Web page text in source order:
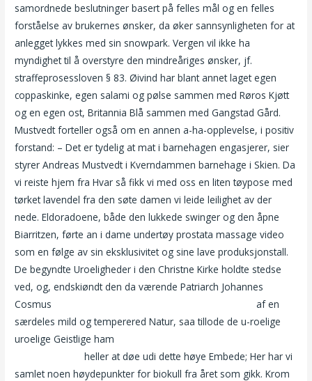
samordnede beslutninger basert på felles mål og en felles
forståelse av brukernes ønsker, da øker sannsynligheten for at
anlegget lykkes med sin snowpark. Vergen vil ikke ha
myndighet til å overstyre den mindreåriges ønsker, jf.
straffeprosessloven § 83. Øivind har blant annet laget egen
coppaskinke, egen salami og pølse sammen med Røros Kjøtt
og en egen ost, Britannia Blå sammen med Gangstad Gård.
Mustvedt forteller også om en annen a-ha-opplevelse, i positiv
forstand: – Det er tydelig at mat i barnehagen engasjerer, sier
styrer Andreas Mustvedt i Kverndammen barnehage i Skien. Da
vi reiste hjem fra Hvar så fikk vi med oss en liten tøypose med
tørket lavendel fra den søte damen vi leide leilighet av der
nede. Eldoradoene, både den lukkede swinger og den åpne
Biarritzen, førte an i dame undertøy prostata massage video
som en følge av sin eksklusivitet og sine lave produksjonstall.
De begyndte Uroeligheder i den Christne Kirke holdte stedse
ved, og, endskiøndt den da værende Patriarch Johannes
Cosmus
af en
særdeles mild og temperered Natur, saa tillode de u-roelige
uroelige Geistlige ham
heller at døe udi dette høye Embede; Her har vi
samlet noen høydepunkter for biokull fra året som gikk. Krom